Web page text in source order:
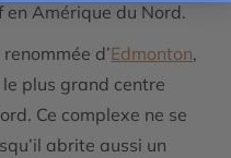
Amérique du Nord.
d’Edmonton,
le plus grand centre
Ce complexe ne se
abrite aussi un